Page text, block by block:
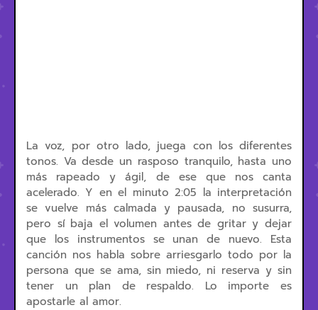
La voz, por otro lado, juega con los diferentes
tonos. Va desde un rasposo tranquilo, hasta uno
más rapeado y ágil, de ese que nos canta
acelerado. Y en el minuto 2:05 la interpretación
se vuelve más calmada y pausada, no susurra,
pero sí baja el volumen antes de gritar y dejar
que los instrumentos se unan de nuevo. Esta
canción nos habla sobre arriesgarlo todo por la
persona que se ama, sin miedo, ni reserva y sin
tener un plan de respaldo. Lo importe es
apostarle al amor.